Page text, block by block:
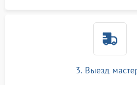
3. Выезд